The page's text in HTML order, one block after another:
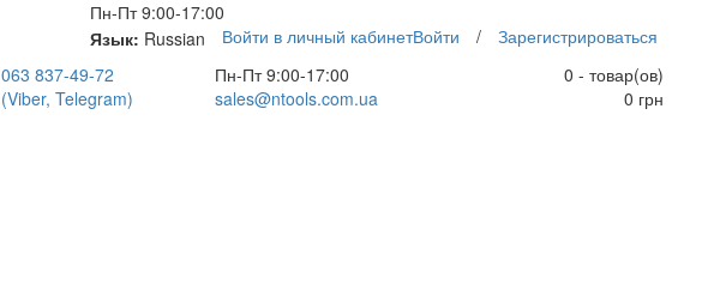
Пн-Пт 9:00-17:00
Язык: Russian Войти в личный кабинетВойти /
Зарегистрироваться
063 837-49-72
(Viber, Telegram)
Пн-Пт 9:00-17:00
sales@ntools.com.ua
0 - товар(ов)
0 грн